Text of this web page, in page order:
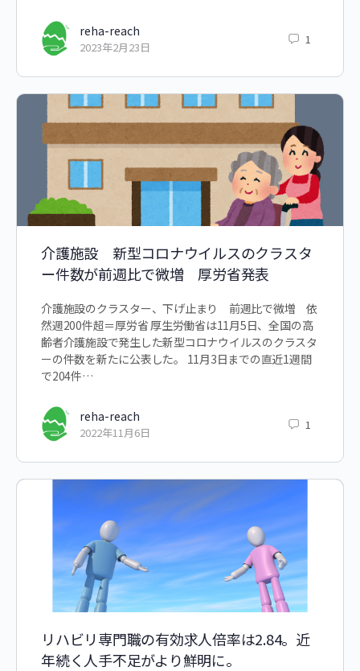
reha-reach
2023年2月23日
1
介護施設 新型コロナウイルスのクラスタ
ー件数が前週比で微増 厚労省発表
介護施設のクラスター、下げ止まり 前週比で微増 依
然週200件超＝厚労省 厚生労働省は11月5日、全国の高
齢者介護施設で発生した新型コロナウイルスのクラスタ
ーの件数を新たに公表した。 11月3日までの直近1週間
で204件…
reha-reach
2022年11月6日
1
リハビリ専門職の有効求人倍率は2.84。近
年続く人手不足がより鮮明に。